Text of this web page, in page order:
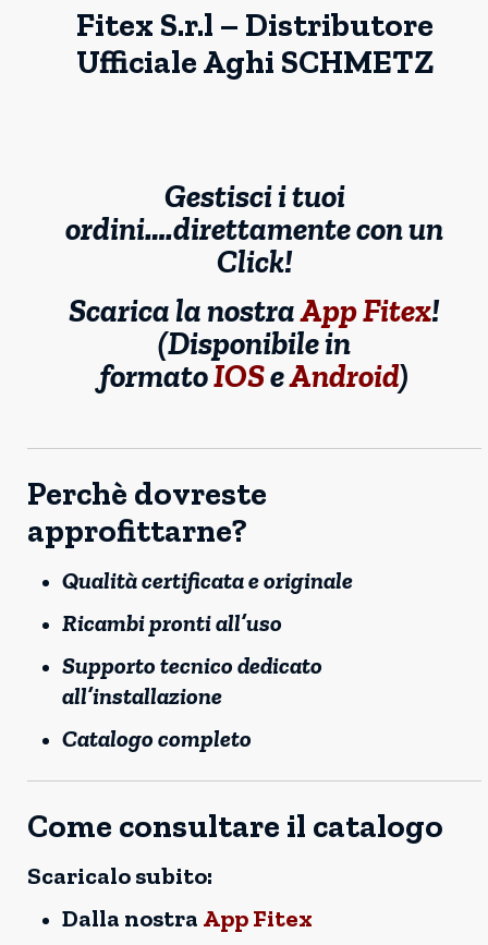
Fitex S.r.l – Distributore
Ufficiale Aghi SCHMETZ
Gestisci i tuoi
ordini….direttamente con un
Click!
Scarica la nostraApp Fitex!
(Disponibile in
formatoIOSeAndroid)
Perchè dovreste
approfittarne?
Qualità certificata e originale
Ricambi pronti all’uso
Supporto tecnico dedicato
all’installazione
Catalogo completo
Come consultare il catalogo
Scaricalo subito:
Dalla nostra App Fitex